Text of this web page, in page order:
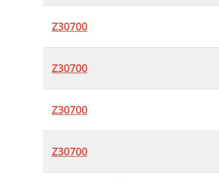
Z30700
Z30700
Z30700
Z30700